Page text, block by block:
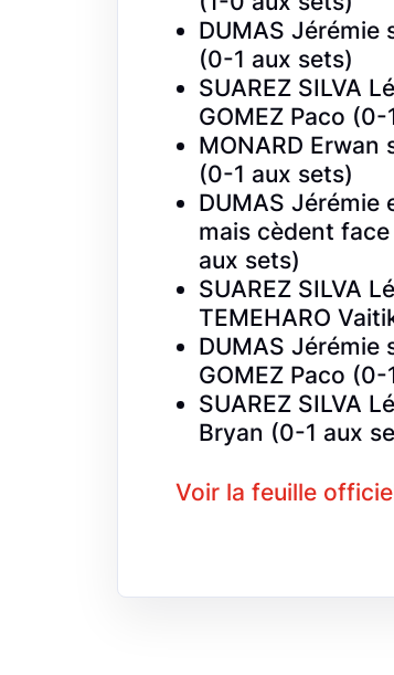
DUMAS Jérémie
(0-1 aux sets)
SUAREZ SILVA
GOMEZ Paco (0-
MONARD Erwan
(0-1 aux sets)
DUMAS Jérémie
mais cèdent face
aux sets)
SUAREZ SILVA
TEMEHARO
DUMAS Jérémie
GOMEZ Paco (0-
SUAREZ SILVA
Bryan (0-1 aux
Voir la feuille